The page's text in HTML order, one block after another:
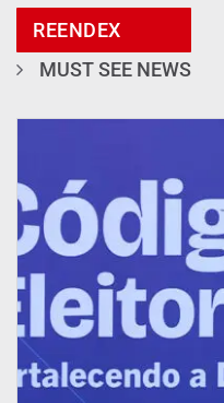
REENDEX
MUST SEE NEWS